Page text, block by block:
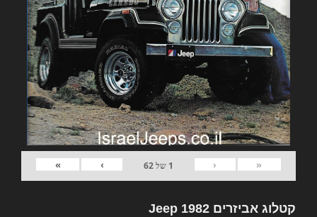
«
‹
1 של62
›
»
קטלוג אביזרים 1982 Jeep